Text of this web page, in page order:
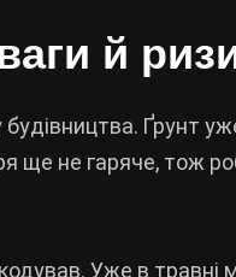
й
Ґрунт
ще не гаряче, тож
Уже в травні